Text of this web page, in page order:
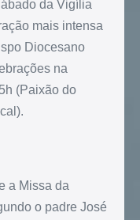
da Vigília
mais intensa
Diocesano
na
(Paixão do
a Missa da
o padre José